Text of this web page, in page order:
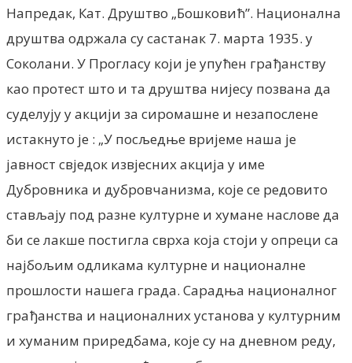
Напредак, Кат. Друштво „Бошковић”. Национална
друштва одржала су састанак 7. марта 1935. у
Соколани. У Прогласу који је упућен грађанству
као протест што и та друштва нијесу позвана да
суделују у акцији за сиромашне и незапослене
истакнуто је : „У посљедње вријеме наша је
јавност свједок извјесних акција у име
Дубровника и дубровчанизма, које се редовито
стављају под разне културне и хумане наслове да
би се лакше постигла сврха која стоји у опреци са
најбољим одликама културне и националне
прошлости нашега града. Сарадња националног
грађанства и националних установа у културним
и хуманим приредбама, које су на дневном реду,